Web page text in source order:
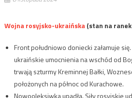
Wojna rosyjsko-ukraińska(stan na
Front południowo doniecki załamuje
ukraińskie umocnienia na wschód od
trwają szturmy Kreminnej Bałki,
położonych na północ od Kurachowe.
Nowooleksiwka upadła. Siły rosyjskie